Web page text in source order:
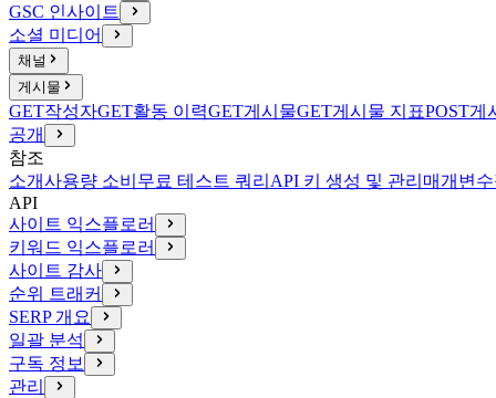
GSC 인사이트
소셜 미디어
채널
게시물
GET작성자GET활동 이력GET게시물GET게시물 지표POST게
공개
참조
소개사용량 소비 무료 테스트 쿼리 API 키 생성 및 관리 매개변수
API
사이트 익스플로러
키워드 익스플로러
사이트 감사
순위 트래커
SERP 개요
일괄 분석
구독 정보
관리